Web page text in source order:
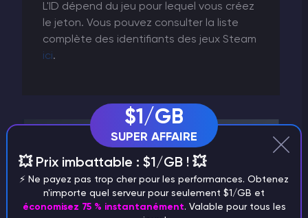
L'ID dépend du jeu pour lequel vous créez
le jeton. Vous pouvez consulter la liste
complète des identifiants des jeux Steam
ici.
$1/GB
SUPER AFFAIRE
💥 Prix imbattable : $1/GB ! 💥
⚡️ Ne payez pas trop cher pour les performances. Obtenez
n'importe quel serveur pour seulement $1/GB et
économisez 75 % instantanément. Valable pour tous les